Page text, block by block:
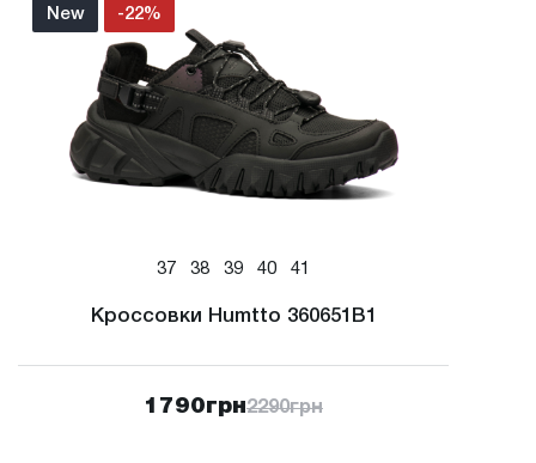
New -22%
37 38 39 40 41
Кроссовки Humtto 360651B1
1790грн2290грн